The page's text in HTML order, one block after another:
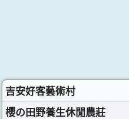
吉安好客藝術村
櫻の田野養生休閒農莊